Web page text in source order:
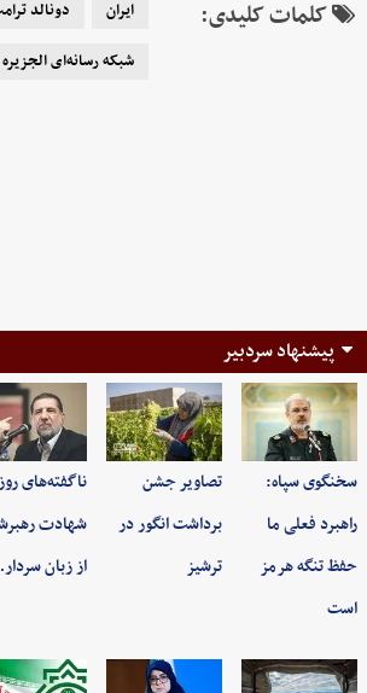
کلمات کلیدی: ایران دونالد
شبکه رسانه‌ای الجزیره
پیشنهاد سردبیر
سخنگوی سپاه:
راهبرد فعلی ما
حفظ تنگه هرمز
است
تصاویر جشن
برداشت انگور در
ترشیز
ناگفته‌های
شهادت
از زبان